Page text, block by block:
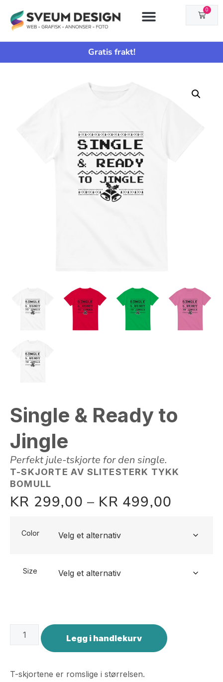
0
Gratis frakt!
Single & Ready to
Jingle
Perfekt jule-tskjorte for den single.
T-SKJORTE AV SLITESTERK TYKK
BOMULL
KR 299,00 – KR 499,00
Color
Size
Legg i handlekurv
T-skjortene er romslige i størrelsen.